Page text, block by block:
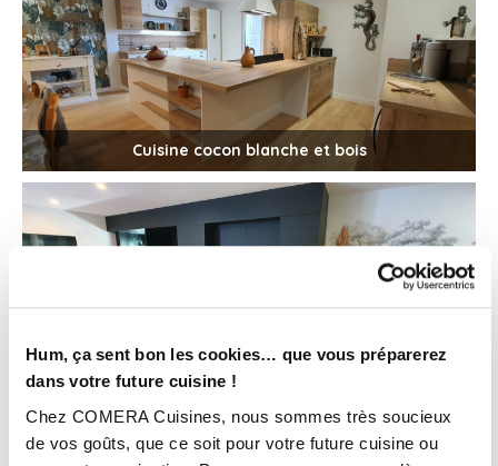
Hum, ça sent bon les cookies… que vous préparerez
dans votre future cuisine !
Chez COMERA Cuisines, nous sommes très soucieux
de vos goûts, que ce soit pour votre future cuisine ou
Cuisine cocon blanche et bois
Cuisine moderne total look noir